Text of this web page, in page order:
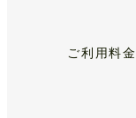
ご利用料金